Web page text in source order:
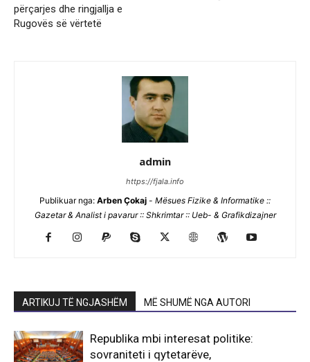
përçarjes dhe ringjallja e
Rugovës së vërtetë
admin
https://fjala.info
Publikuar nga: Arben Çokaj - Mësues Fizike & Informatike ::
Gazetar & Analist i pavarur :: Shkrimtar :: Ueb- & Grafikdizajner
ARTIKUJ TË NGJASHËM MË SHUMË NGA AUTORI
Republika mbi interesat politike:
sovraniteti i qytetarëve,